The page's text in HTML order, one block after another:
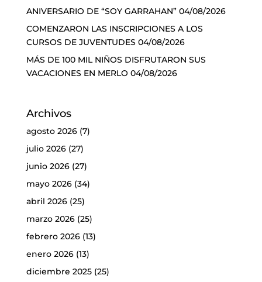
ANIVERSARIO DE “SOY GARRAHAN” 04/08/2026
COMENZARON LAS INSCRIPCIONES A LOS
CURSOS DE JUVENTUDES 04/08/2026
MÁS DE 100 MIL NIÑOS DISFRUTARON SUS
VACACIONES EN MERLO 04/08/2026
Archivos
agosto 2026(7)
julio 2026(27)
junio 2026(27)
mayo 2026(34)
abril 2026(25)
marzo 2026(25)
febrero 2026(13)
enero 2026(13)
diciembre 2025(25)